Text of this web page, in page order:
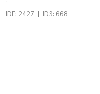
IDF: 2427 | IDS: 668